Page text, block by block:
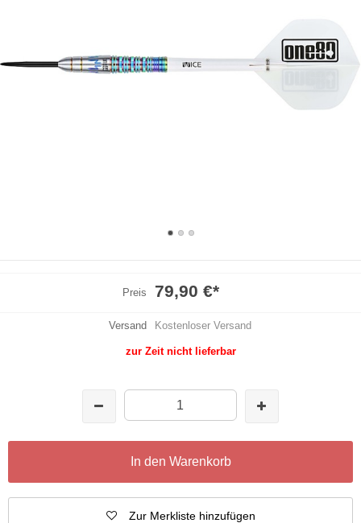
Preis 79,90 €*
Versand Kostenloser Versand
zur Zeit nicht lieferbar
In den Warenkorb
Zur Merkliste hinzufügen